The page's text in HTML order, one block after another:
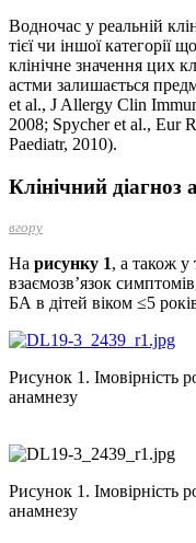
Водночас у реальній
тієї чи іншої категорії
клінічне значення цих
астми залишається
et al., J Allergy Clin
2008; Spycher et al., Eur
Paediatr, 2010).
Клінічний діагноз
вгору
На рисунку 1, а також у
взаємозв’язок
БА в дітей віком ≤5
Рисунок 1. Імовірність
анамнезу
Рисунок 1. Імовірність
анамнезу